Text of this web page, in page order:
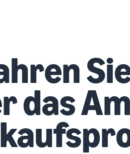
erstellen
eines Verkäuferkontos
erstellen
oder übernehmen
Retouren und Kundenservice aus
eigenen Lager abwickeln
schnelleren, günstigeren und
einführen
auf Verkäufe und kostenlose
außerhalb des Amazon Stores
mit Geschäftskunden
Kunden weltweit
Empfehlungen
Berater Sie beim Wachstum auf
und auswählen
im Überblick
die Unternehmen dabei
erfolgreich zu sein
von Verkäufern
Erfolgsgeschichte zu starten?
das